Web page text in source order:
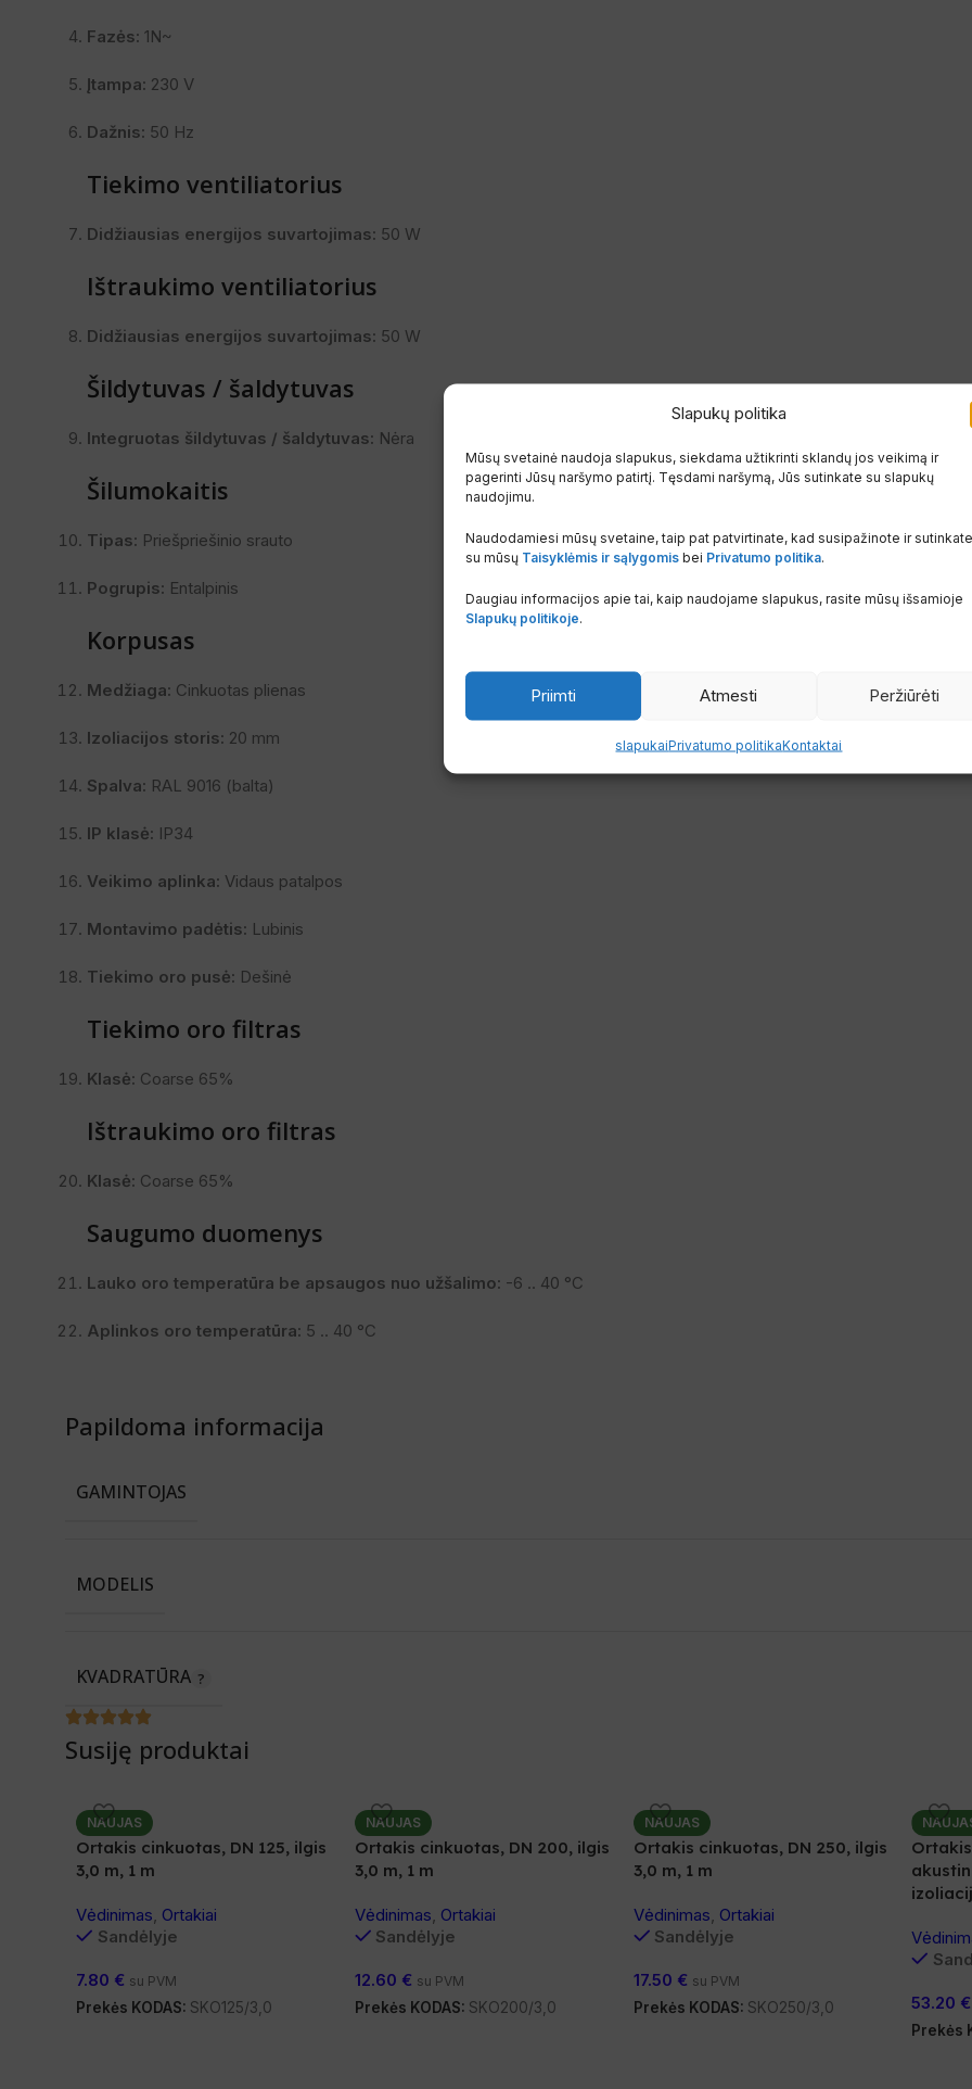
Slapukų politika
Mūsų svetainė naudoja slapukus, siekdama užtikrinti sklandų jos veikimą ir
pagerinti Jūsų naršymo patirtį. Tęsdami naršymą, Jūs sutinkate su slapukų
naudojimu.
Naudodamiesi mūsų svetaine, taip pat patvirtinate, kad susipažinote ir sutinkate
su mūsų Taisyklėmis ir sąlygomis bei Privatumo politika.
Daugiau informacijos apie tai, kaip naudojame slapukus, rasite mūsų išsamioje
Slapukų politikoje.
Priimti Atmesti Peržiūrėti
slapukaiPrivatumo politikaKontaktai
Fazės: 1N~
Įtampa: 230 V
Dažnis: 50 Hz
Tiekimo ventiliatorius
Didžiausias energijos suvartojimas: 50 W
Ištraukimo ventiliatorius
Didžiausias energijos suvartojimas: 50 W
Šildytuvas / šaldytuvas
Integruotas šildytuvas / šaldytuvas: Nėra
Šilumokaitis
Tipas: Priešpriešinio srauto
Pogrupis: Entalpinis
Korpusas
Medžiaga: Cinkuotas plienas
Izoliacijos storis: 20 mm
Spalva: RAL 9016 (balta)
IP klasė: IP34
Veikimo aplinka: Vidaus patalpos
Montavimo padėtis: Lubinis
Tiekimo oro pusė: Dešinė
Tiekimo oro filtras
Klasė: Coarse 65%
Ištraukimo oro filtras
Klasė: Coarse 65%
Saugumo duomenys
Lauko oro temperatūra be apsaugos nuo užšalimo: -6 .. 40 °C
Aplinkos oro temperatūra: 5 .. 40 °C
Papildoma informacija
GAMINTOJAS
MODELIS
KVADRATŪRA
Susiję produktai
NAUJAS
Ortakis cinkuotas, DN 125, ilgis
3,0 m, 1 m
Vėdinimas, Ortakiai
Sandėlyje
7.80 € su PVM
Prekės KODAS: SKO125/3,0
NAUJAS
Ortakis cinkuotas, DN 200, ilgis
3,0 m, 1 m
Vėdinimas, Ortakiai
Sandėlyje
12.60 € su PVM
Prekės KODAS: SKO200/3,0
NAUJAS
Ortakis cinkuotas, DN 250, ilgis
3,0 m, 1 m
Vėdinimas, Ortakiai
Sandėlyje
17.50 € su PVM
Prekės KODAS: SKO250/3,0 53.20 €
Prekės